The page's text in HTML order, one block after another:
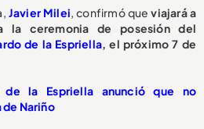
Javier Milei, confirmó queviajará a
la ceremonia de posesión del
de la Espriella, el próximo 7 de
de la Espriella anunció que no
de Nariño